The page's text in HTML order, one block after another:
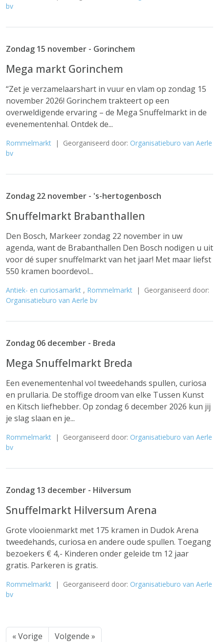
bv
Zondag 15 november - Gorinchem
Mega markt Gorinchem
“Zet je verzamelaarshart in vuur en vlam op zondag 15
november 2026! Gorinchem trakteert op een
overweldigende ervaring – de Mega Snuffelmarkt in de
evenementenhal. Ontdek de...
Rommelmarkt | Georganiseerd door: Organisatieburo van Aerle
bv
Zondag 22 november - 's-hertogenbosch
Snuffelmarkt Brabanthallen
Den Bosch, Markeer zondag 22 november in uw
agenda, want de Brabanthallen Den Bosch nodigen u uit
voor dé super snuffelmarkt van het jaar! Met maar liefst
550 kramen boordevol...
Antiek- en curiosamarkt , Rommelmarkt | Georganiseerd door:
Organisatieburo van Aerle bv
Zondag 06 december - Breda
Mega Snuffelmarkt Breda
Een evenementenhal vol tweedehands spullen, curiosa
en prullaria. De stoffige droom van elke Tussen Kunst
en Kitsch liefhebber. Op zondag 6 december 2026 kun jij
je slag slaan en je...
Rommelmarkt | Georganiseerd door: Organisatieburo van Aerle
bv
Zondag 13 december - Hilversum
Snuffelmarkt Hilversum Arena
Grote vlooienmarkt met 175 kramen in Dudok Arena
tweedehands, curiosa en andere oude spullen. Toegang
bezoekers € 4,- Kinderen onder geleide tm 12 jaar
gratis. Parkeren is gratis.
Rommelmarkt | Georganiseerd door: Organisatieburo van Aerle
bv
« Vorige Volgende »